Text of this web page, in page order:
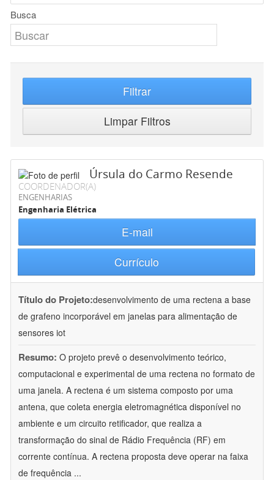
Busca
Filtrar
Limpar Filtros
Úrsula do Carmo Resende
COORDENADOR(A)
ENGENHARIAS
Engenharia Elétrica
E-mail
Currículo
Título do Projeto:desenvolvimento de uma rectena a base
de grafeno incorporável em janelas para alimentação de
sensores iot
Resumo: O projeto prevê o desenvolvimento teórico,
computacional e experimental de uma rectena no formato de
uma janela. A rectena é um sistema composto por uma
antena, que coleta energia eletromagnética disponível no
ambiente e um circuito retificador, que realiza a
transformação do sinal de Rádio Frequência (RF) em
corrente contínua. A rectena proposta deve operar na faixa
de frequência ...